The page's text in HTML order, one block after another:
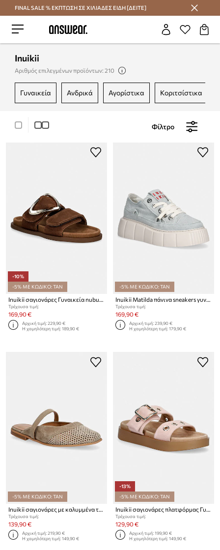
Εξοικονομήστε με το Answear Club
FINAL SALE % ΕΚΠΤΩΣΗ ΣΕ ΧΙΛΙΑΔΕΣ ΕΙΔΗ [ΔΕΙΤΕ]
Inuikii
Αριθμός επιλεγμένων προϊόντων: 210
γυναικεία ανδρικά αγορίστικα κοριτσίστικα
Φίλτρο
-10%
-5% ΜΕ ΚΩΔΙΚΟ: TAN
Inuikii σαγιονάρες Γυναικεία nubuck Dreamer Buckle
Τρέχουσα τιμή:
169,90 €
Αρχική τιμή:229,90 €
Η χαμηλότερη τιμή:189,90 €
-5% ΜΕ ΚΩΔΙΚΟ: TAN
Inuikii Matilda πάνινα sneakers γυναικεία
Τρέχουσα τιμή:
169,90 €
Αρχική τιμή:239,90 €
Η χαμηλότερη τιμή:179,90 €
-5% ΜΕ ΚΩΔΙΚΟ: TAN
Inuikii σαγιονάρες με καλυμμένα τα δάχτυλά του Γυναικείες σουέτ Lazy NY
Τρέχουσα τιμή:
139,90 €
Αρχική τιμή:219,90 €
Η χαμηλότερη τιμή:149,90 €
-13%
-5% ΜΕ ΚΩΔΙΚΟ: TAN
Inuikii σαγιονάρες πλατφόρμας Γυναικείες σουέτ Tilda Buckle
Τρέχουσα τιμή:
129,90 €
Αρχική τιμή:199,90 €
Η χαμηλότερη τιμή:149,90 €